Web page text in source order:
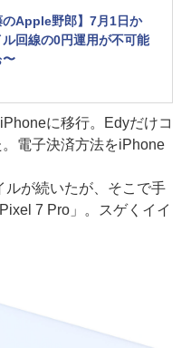
のApple野郎】7月1日か
ル回線の0円運用が不可能
〜
に移行。Edyだけコ
電子決済方法をiPhone
が続いたが、そこで手
7 Pro」。スゲくイイ